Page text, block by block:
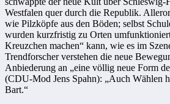
Westfalen quer durch die Republik.
wie Pilzköpfe aus den Böden; selbst
wurden kurzfristig zu Orten
Kreuzchen machen“ kann, wie es im
Trendforscher verstehen die neue
Anbiederung an „eine völlig neue Form
(CDU-Mod Jens Spahn): „Auch Wählen
Bart.“